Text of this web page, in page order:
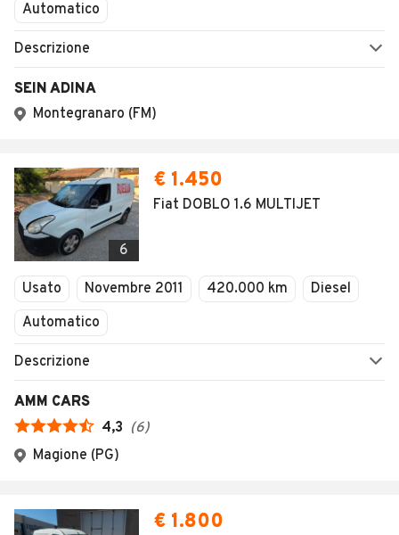
Automatico
Descrizione
SEIN ADINA
Montegranaro (FM)
6
€ 1.450
Fiat DOBLO 1.6 MULTIJET
Usato Novembre 2011 420.000 km
Diesel
Automatico
Descrizione
AMM CARS
4,3 (6)
Magione (PG)
€ 1.800